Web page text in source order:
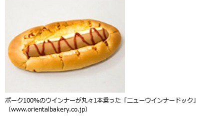
ポーク100％のウインナーが丸々1本乗った「ニューウインナードック」
（www.orientalbakery.co.jp）